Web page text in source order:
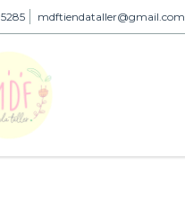
mdftiendataller@gmail.com